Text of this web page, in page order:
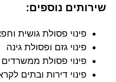
שירותים נוספים:
פינוי פסולת גושית
פינוי גזם ופסולת גינה
פינוי פסולת
פינוי דירות ובתים